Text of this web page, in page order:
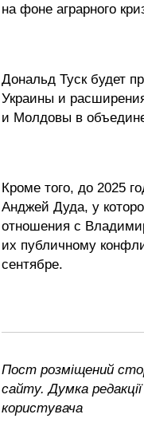
на фоне аграрного
Дональд Туск будет
Украины и
и Молдовы в
Кроме того, до 2025
Анджей Дуда, у
отношения с
их публичному
сентябре.
Пост розміщений
сайту. Думка
користувача